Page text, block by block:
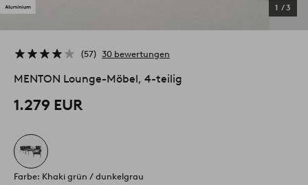
1 /3
57 30 bewertungen
MENTON Lounge-Möbel, 4-teilig
1.279 EUR
Farbe: Khaki grün / dunkelgrau